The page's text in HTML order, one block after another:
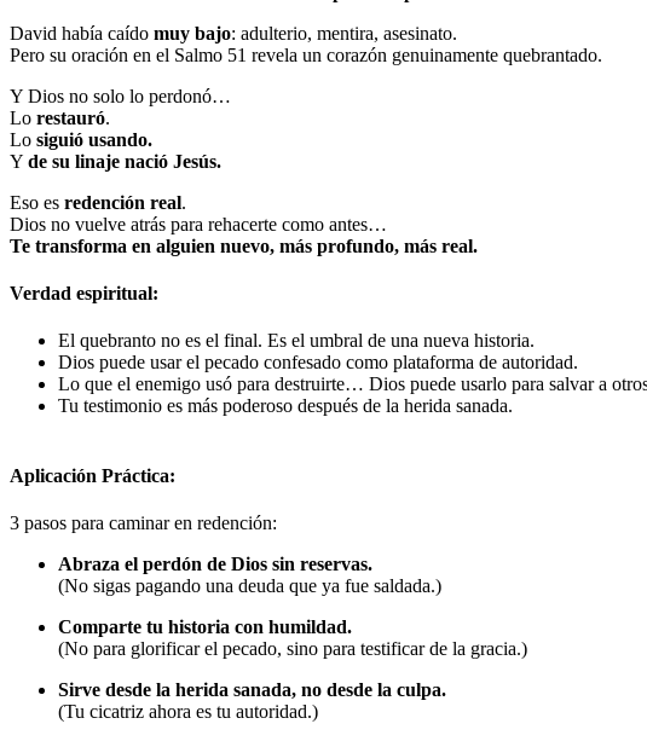
David había caído muy bajo: adulterio, mentira, asesinato.
Pero su oración en el Salmo 51 revela un corazón genuinamente quebrantado.
Y Dios no solo lo perdonó…
Lo restauró.
Lo siguió usando.
Y de su linaje nació Jesús.
Eso es redención real.
Dios no vuelve atrás para rehacerte como antes…
Te transforma en alguien nuevo, más profundo, más real.
Verdad espiritual:
El quebranto no es el final. Es el umbral de una nueva historia.
Dios puede usar el pecado confesado como plataforma de autoridad.
Lo que el enemigo usó para destruirte… Dios puede usarlo para salvar a
Tu testimonio es más poderoso después de la herida sanada.
Aplicación Práctica:
3 pasos para caminar en redención:
Abraza el perdón de Dios sin reservas.
(No sigas pagando una deuda que ya fue saldada.)
Comparte tu historia con humildad.
(No para glorificar el pecado, sino para testificar de la gracia.)
Sirve desde la herida sanada, no desde la culpa.
(Tu cicatriz ahora es tu autoridad.)